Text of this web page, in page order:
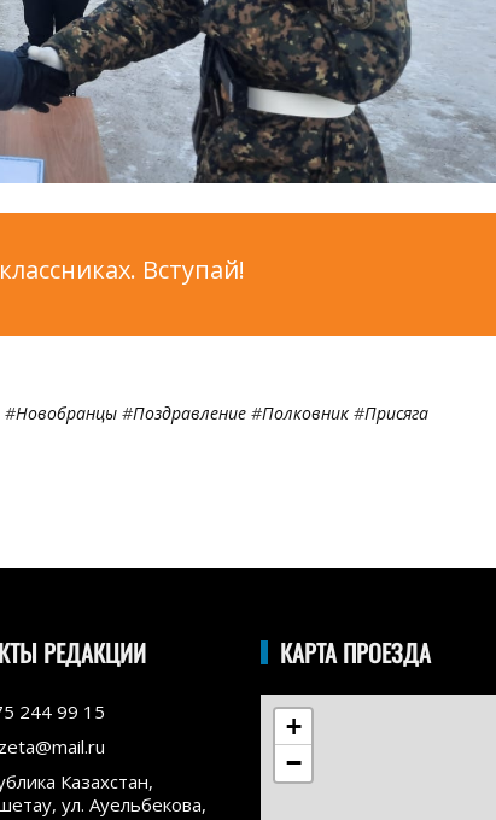
Вступай!
#Новобранцы #Поздравление #Полковник #Присяга
РЕДАКЦИИ
244 99 15
Казахстан,
ул. Ауельбекова,
КАРТА ПРОЕЗДА
+
−